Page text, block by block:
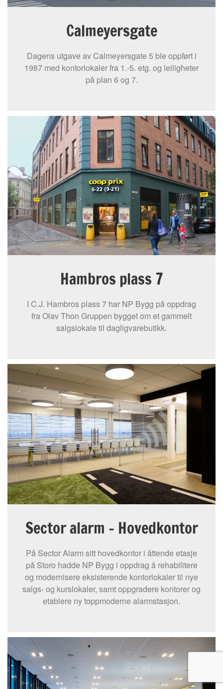
Calmeyersgate
Dagens utgave av Calmeyersgate 5 ble oppført i
1987 med kontorlokaler fra 1.-5. etg. og leiligheter
på plan 6 og 7.
Hambros plass 7
I C.J. Hambros plass 7 har NP Bygg på oppdrag
fra Olav Thon Gruppen bygget om et gammelt
salgslokale til dagligvarebutikk.
Sector alarm - Hovedkontor
På Sector Alarm sitt hovedkontor i åttende etasje
på Storo hadde NP Bygg i oppdrag å rehabilitere
og modernisere eksisterende kontorlokaler til nye
salgs- og kurslokaler, samt oppgradere kontorer og
etablere ny toppmoderne alarmstasjon.